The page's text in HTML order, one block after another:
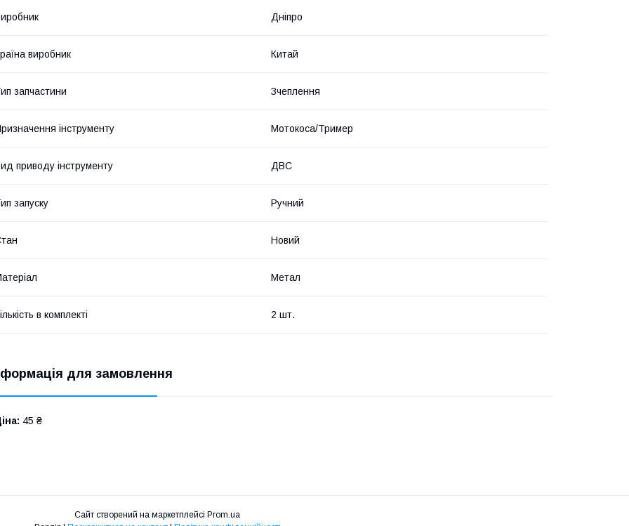
Дніпро
виробник Китай
запчастини Зчеплення
інструменту Мотокоса/Тример
приводу інструменту ДВС
запуску Ручний
Новий
Метал
в комплекті 2 шт.
для замовлення
45 ₴
Сайт створений на маркетплейсі Prom.ua